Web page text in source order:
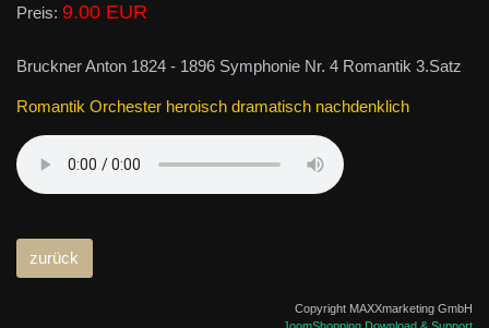
Preis: 9.00 EUR
Bruckner Anton 1824 - 1896 Symphonie Nr. 4 Romantik 3.Satz
Romantik Orchester heroisch dramatisch nachdenklich
Copyright MAXXmarketing GmbH